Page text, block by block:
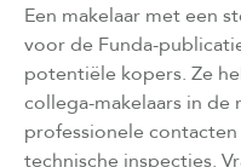
Een makelaar met een
voor de Funda-
potentiële kopers. Ze
collega-makelaars in de
professionele
technische inspecties.